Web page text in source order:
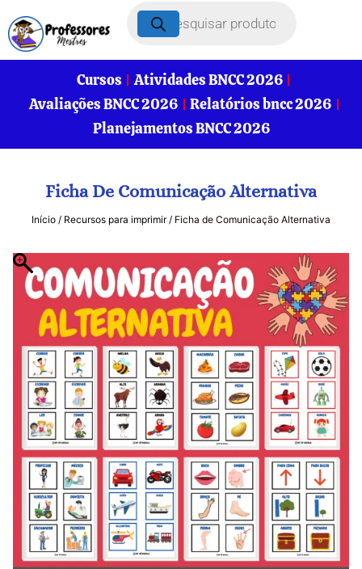
Cursos
Atividades BNCC 2026
Avaliações BNCC 2026
Relatórios bncc 2026
Planejamentos BNCC 2026
Ficha De Comunicação Alternativa
Início / Recursos para imprimir/ Ficha de Comunicação Alternativa